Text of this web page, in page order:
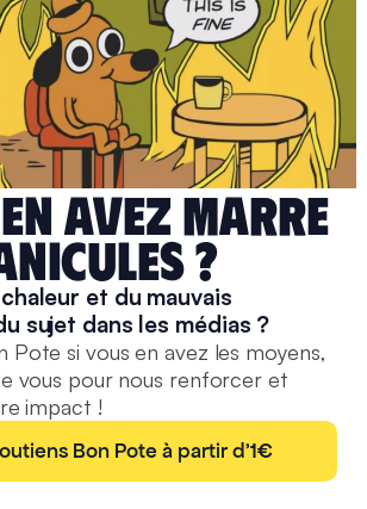
avez marre
?
et du mauvais
sujet dans les médias ?
Pote si vous en avez les moyens,
vous pour nous renforcer et
impact !
Bon Pote à partir d'1€